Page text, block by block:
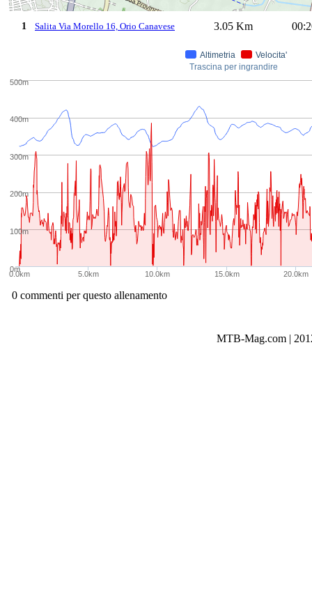
1 Salita Via Morello 16, Orio Canavese 3.05 Km
Trascina per ingrandire
Altimetria Velocita'
0.0km 5.0km 10.0km 15.0km 20.0km
0m
100m
200m
300m
400m
500m
0 commenti per questo allenamento
MTB-Mag.com |